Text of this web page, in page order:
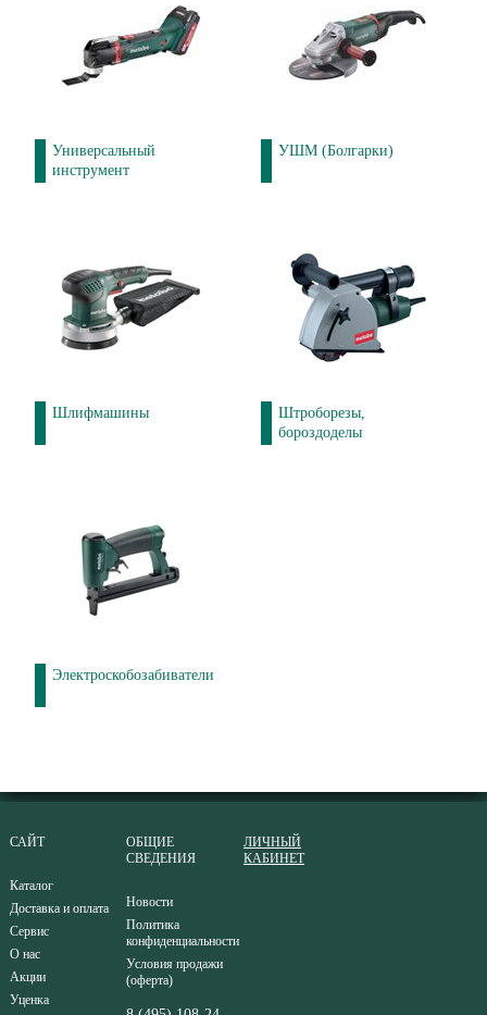
Универсальный
инструмент
УШМ (Болгарки)
Шлифмашины
Штроборезы,
бороздоделы
Электроскобозабиватели
САЙТ
Каталог
Доставка и оплата
Сервис
О нас
Акции
Уценка
ОБЩИЕ
СВЕДЕНИЯ
Новости
Политика
конфиденциальности
Условия продажи
(оферта)
ЛИЧНЫЙ
КАБИНЕТ